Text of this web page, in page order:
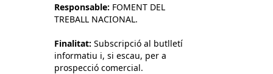
Responsable: FOMENT DEL
TREBALL NACIONAL.
Finalitat: Subscripció al butlletí
informatiu i, si escau, per a
prospecció comercial.